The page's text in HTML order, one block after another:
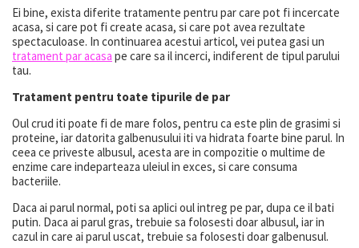
Ei bine, exista diferite tratamente pentru par care pot fi incercate
acasa, si care pot fi create acasa, si care pot avea rezultate
spectaculoase. In continuarea acestui articol, vei putea gasi un
tratament par acasa pe care sa il incerci, indiferent de tipul parului
tau.
Tratament pentru toate tipurile de par
Oul crud iti poate fi de mare folos, pentru ca este plin de grasimi si
proteine, iar datorita galbenusului iti va hidrata foarte bine parul. In
ceea ce priveste albusul, acesta are in compozitie o multime de
enzime care indeparteaza uleiul in exces, si care consuma
bacteriile.
Daca ai parul normal, poti sa aplici oul intreg pe par, dupa ce il bati
putin. Daca ai parul gras, trebuie sa folosesti doar albusul, iar in
cazul in care ai parul uscat, trebuie sa folosesti doar galbenusul.